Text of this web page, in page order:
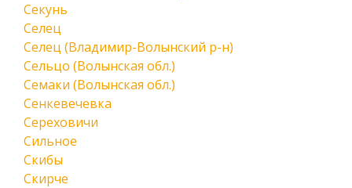
Секунь
Селец
Селец (Владимир-Волынский р-н)
Сельцо (Волынская обл.)
Семаки (Волынская обл.)
Сенкевечевка
Сереховичи
Сильное
Скибы
Скирче